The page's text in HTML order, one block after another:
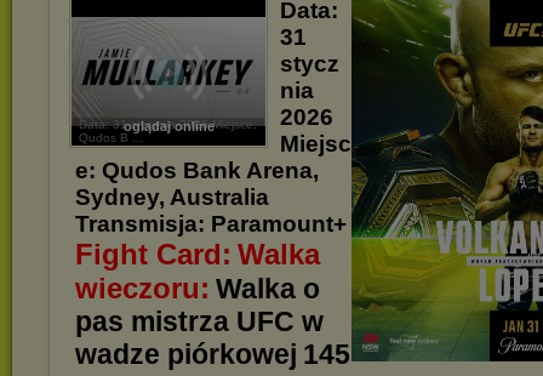
oglądaj online
Data: 31 stycznia 2026 Miejsce:
Qudos B ...
Data:
31
stycz
nia
2026
Miejsc
e: Qudos Bank Arena,
Sydney, Australia
Transmisja: Paramount+
Fight Card: Walka
wieczoru: Walka o
pas mistrza UFC w
wadze piórkowej 145